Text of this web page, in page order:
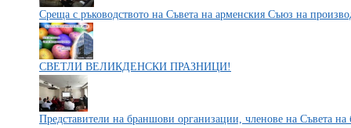
Среща с ръководството на Съвета на арменския Съюз на
СВЕТЛИ ВЕЛИКДЕНСКИ ПРАЗНИЦИ!
Представители на браншови организации, членове на Съвета